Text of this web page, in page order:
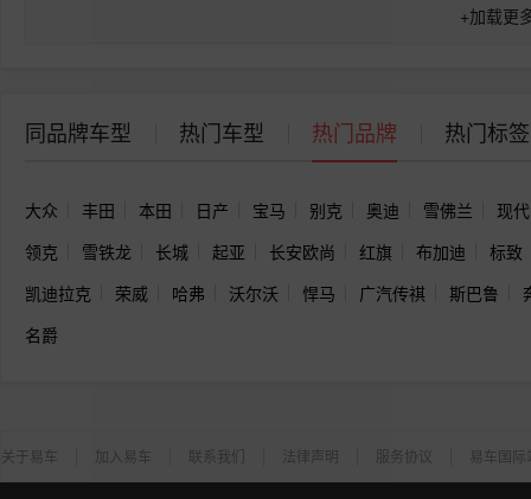
+加载更
同品牌车型 热门车型 热门品牌 热门标签
大众 丰田 本田 日产 宝马 别克 奥迪 雪佛兰
现代
领克
雪铁龙 长城 起亚 长安欧尚 红旗 布加迪
标致
凯迪拉克
荣威 哈弗 沃尔沃 悍马 广汽传祺 斯巴鲁
名爵
关于易车 加入易车 联系我们 法律声明 服务协议 易车国际